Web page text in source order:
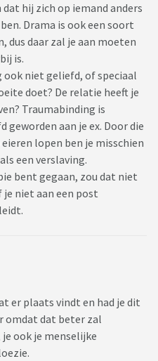
hij zich op iemand anders
Drama is ook een soort
dus daar zal je aan moeten
is.
ook niet geliefd, of speciaal
doet? De relatie heeft je
Traumabinding is
aan je ex. Door die
lopen ben je misschien
een verslaving.
bent gegaan, zou dat niet
niet aan een post
er plaats vindt en had je dit
omdat dat beter zal
ook je menselijke